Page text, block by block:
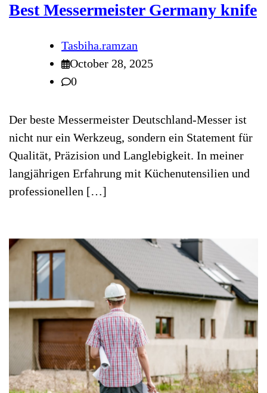
Best Messermeister Germany knife
Tasbiha.ramzan
October 28, 2025
0
Der beste Messermeister Deutschland-Messer ist
nicht nur ein Werkzeug, sondern ein Statement für
Qualität, Präzision und Langlebigkeit. In meiner
langjährigen Erfahrung mit Küchenutensilien und
professionellen […]